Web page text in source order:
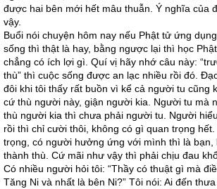
được hai bên mới hết mâu thuẫn. Ý nghĩa của
vậy.
Buổi nói chuyện hôm nay nếu Phật tử ứng
sống thì thật là hay, bằng ngược lại thì học
chẳng có ích lợi gì. Quí vị hãy nhớ câu này:
thù” thì cuộc sống được an lạc nhiều rồi đó.
đôi khi tôi thấy rất buồn vì kể cả người tu cũng
cứ thù người này, giận người kia. Người tu mà
thù người kia thì chưa phải người tu. Người
rồi thì chỉ cười thôi, không có gì quan trọng
trọng, có người hưởng ứng với mình thì là
thành thù. Cứ mãi như vậy thì phải chịu đau
Có nhiều người hỏi tôi: “Thầy có thuật gì mà
Tăng Ni và nhất là bên Ni?” Tôi nói: Ai đến